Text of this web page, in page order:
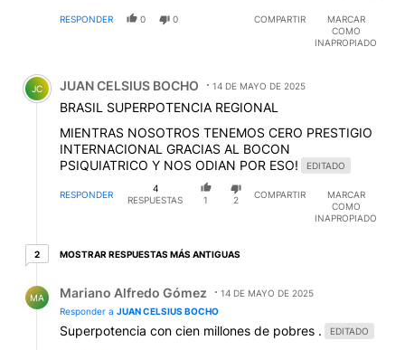
dice, para distinguirla de las otras. Repase por favor
sus declaraciones sobre el régimen venezolano y su
Sea como sea, usted tiene todo el derecho y sus
razones para admirar a Lula, como yo las mías para
RESPONDER 0 0 COMPARTIR
MARCAR
COMO
INAPROPIADO
Comentario de JUAN CELSIUS BOCHO.
JC JUAN CELSIUS BOCHO 14 DE MAYO DE 2025
BRASIL SUPERPOTENCIA REGIONAL
MIENTRAS NOSOTROS TENEMOS CERO PRESTIGIO
INTERNACIONAL GRACIAS AL BOCON
PSIQUIATRICO Y NOS ODIAN POR ESO!
EDITADO
RESPONDER
4
RESPUESTAS
1 2
COMPARTIR
MARCAR
COMO
INAPROPIADO
22 respuestas más antiguas
MOSTRAR RESPUESTAS MÁS ANTIGUAS
MA Mariano Alfredo Gómez
14 DE MAYO DE 2025
Responder a JUAN CELSIUS BOCHO
Superpotencia con cien millones de pobres . EDITADO